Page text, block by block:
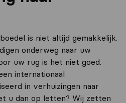
is niet altijd gemakkelijk.
onderweg naar uw
uw rug is het niet goed.
internationaal
in verhuizingen naar
u dan op letten? Wij zetten